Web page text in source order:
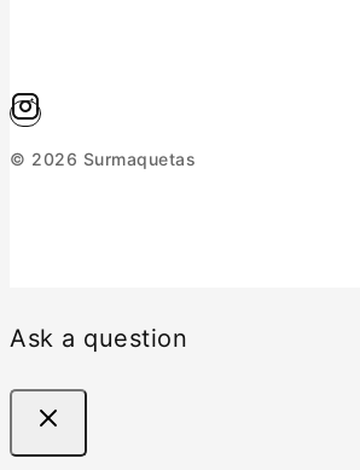
© 2026 Surmaquetas
Ask a question